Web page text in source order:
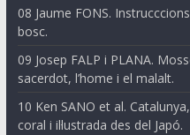
08 Jaume FONS.
bosc.
09 Josep FALP i PLANA.
sacerdot, l’home i el malalt.
10 Ken SANO et al.
coral i il·lustrada des del Japó.